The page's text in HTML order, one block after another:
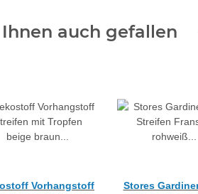
auch gefallen
Vorhangstoff
Stores